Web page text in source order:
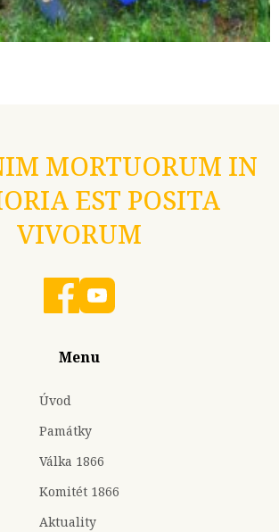
MORTUORUM IN
EST POSITA
VIVORUM
Menu
Úvod
Památky
Válka 1866
Komitét 1866
Aktuality